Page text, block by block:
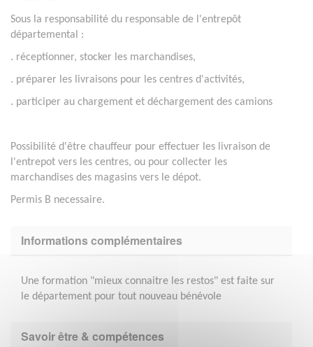
Sous la responsabilité du responsable de l'entrepôt
départemental :
. réceptionner, stocker les marchandises,
. préparer les livraisons pour les centres d'activités,
. participer au chargement et déchargement des camions
Possibilité d'être chauffeur pour effectuer les livraison de
l'entrepot vers les centres, ou pour collecter les
marchandises des magasins vers le dépot.
Permis B necessaire.
Informations complémentaires
Une formation "mieux connaitre les restos" est faite sur
le département pour tout nouveau bénévole
Savoir être & compétences